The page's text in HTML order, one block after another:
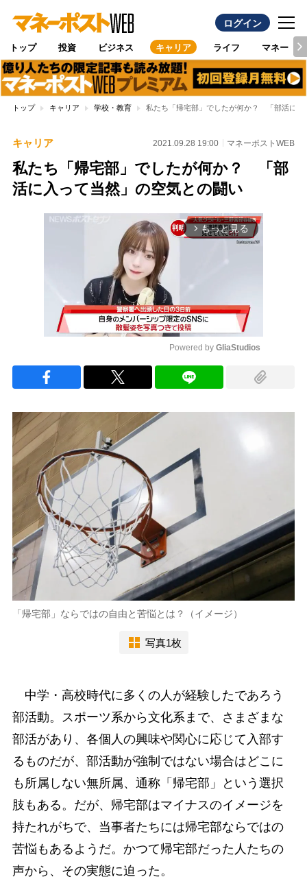
ログイン
トップ 投資 ビジネス キャリア ライフ マネー
トップ キャリア 学校・教育 私たち「帰宅部」でしたが何か？ 「部活に入
キャリア 2021.09.28 19:00 マネーポストWEB
私たち「帰宅部」でしたが何か？ 「部
活に入って当然」の空気との闘い
arrow_forward_ios もっと見る
Powered by GliaStudios
「帰宅部」ならではの自由と苦悩とは？（イメージ）
写真1枚
中学・高校時代に多くの人が経験したであろう
部活動。スポーツ系から文化系まで、さまざまな
部活があり、各個人の興味や関心に応じて入部す
るものだが、部活動が強制ではない場合はどこに
も所属しない無所属、通称「帰宅部」という選択
肢もある。だが、帰宅部はマイナスのイメージを
持たれがちで、当事者たちには帰宅部ならではの
苦悩もあるようだ。かつて帰宅部だった人たちの
声から、その実態に迫った。